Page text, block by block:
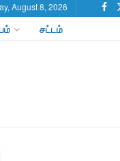
August 8, 2026
சட்டம்